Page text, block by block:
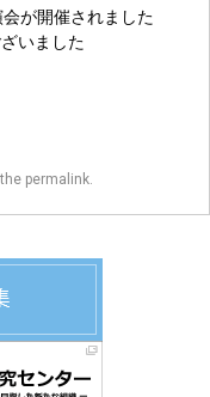
が開催されました
いました
permalink.